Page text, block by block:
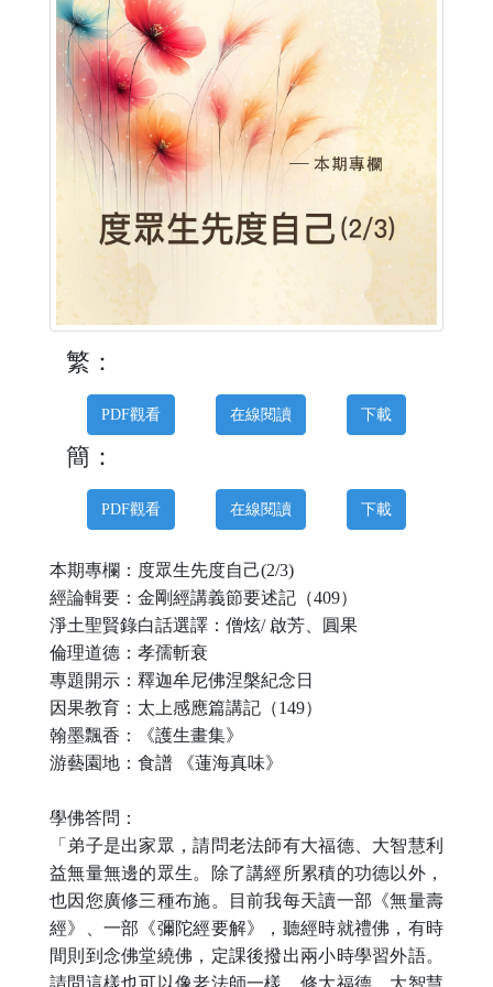
繁：
PDF觀看 在線閱讀 下載
簡：
PDF觀看 在線閱讀 下載
本期專欄： 度眾生先度自己(2/3)
經論輯要：金剛經講義節要述記（409）
淨土聖賢錄白話選譯 ： 僧炫/ 啟芳、圓果
倫理道德： 孝孺斬衰
專題開示： 釋迦牟尼佛涅槃紀念日
因果教育：太上感應篇講記（149）
翰墨飄香：
《護生畫集》
游藝園地：食譜
《蓮海真味》
學佛答問：
「弟子是出家眾，請問老法師有大福德、大智慧利
益無量無邊的眾生。除了講經所累積的功德以外，
也因您廣修三種布施。目前我每天讀一部《無量壽
經》、一部《彌陀經要解》，聽經時就禮佛，有時
間則到念佛堂繞佛，定課後撥出兩小時學習外語。
請問這樣也可以像老法師一樣，修大福德、大智慧